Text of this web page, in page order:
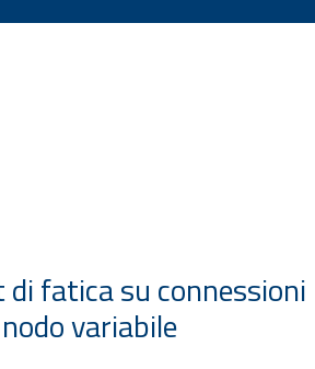
di fatica su connessioni
variabile